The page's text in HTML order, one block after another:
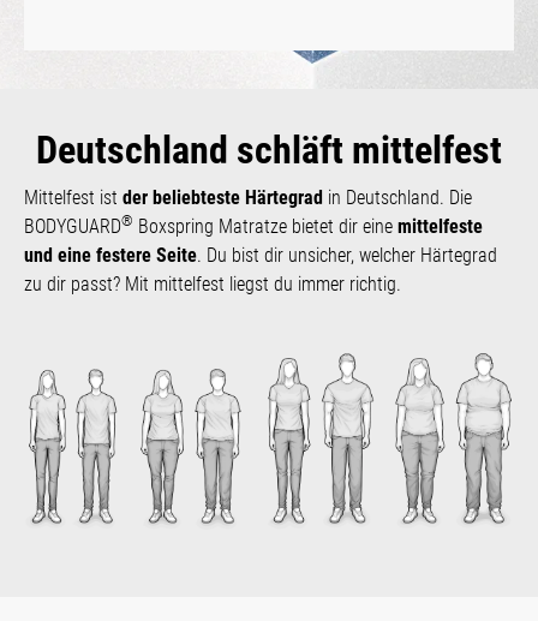
Deutschland schläft mittelfest
Mittelfest ist der beliebteste Härtegrad in Deutschland. Die
BODYGUARD® Boxspring Matratze bietet dir eine mittelfeste
und eine festere Seite. Du bist dir unsicher, welcher Härtegrad
zu dir passt? Mit mittelfest liegst du immer richtig.